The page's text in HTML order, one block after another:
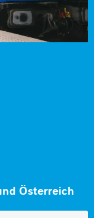
Österreich